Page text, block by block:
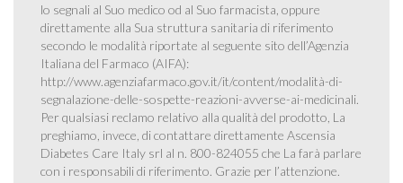
lo segnali al Suo medico od al Suo farmacista, oppure
direttamente alla Sua struttura sanitaria di riferimento
secondo le modalità riportate al seguente sito dell’Agenzia
Italiana del Farmaco (AIFA):
http://www.agenziafarmaco.gov.it/it/content/modalità-di-
segnalazione-delle-sospette-reazioni-avverse-ai-medicinali.
Per qualsiasi reclamo relativo alla qualità del prodotto, La
preghiamo, invece, di contattare direttamente Ascensia
Diabetes Care Italy srl al n. 800-824055 che La farà parlare
con i responsabili di riferimento. Grazie per l’attenzione.